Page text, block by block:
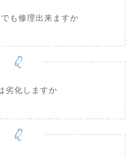
も修理出来ますか
Q
劣化しますか
Q